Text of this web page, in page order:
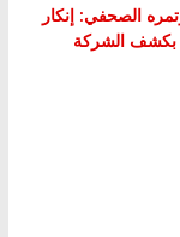
الصحفي: إنكار
بكشف الشركة